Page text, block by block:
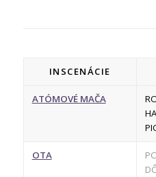
INSCENÁCIE
ATÓMOVÉ MAČA
OTA